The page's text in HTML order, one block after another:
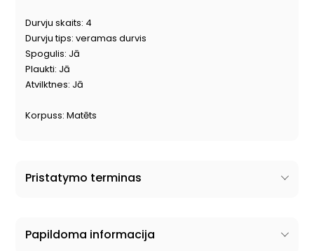
Durvju skaits: 4
Durvju tips: veramas durvis
Spogulis: Jā
Plaukti: Jā
Atvilktnes: Jā
Korpuss: Matēts
Pristatymo terminas
Papildoma informacija